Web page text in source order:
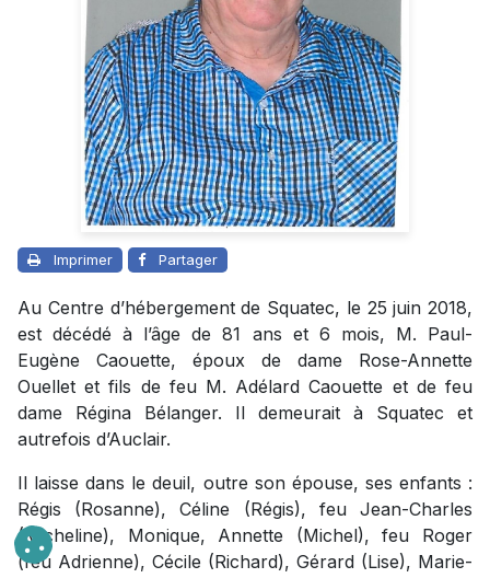
Imprimer Partager
Au Centre d’hébergement de Squatec, le 25 juin 2018,
est décédé à l’âge de 81 ans et 6 mois, M. Paul-
Eugène Caouette, époux de dame Rose-Annette
Ouellet et fils de feu M. Adélard Caouette et de feu
dame Régina Bélanger. Il demeurait à Squatec et
autrefois d’Auclair.
Il laisse dans le deuil, outre son épouse, ses enfants :
Régis (Rosanne), Céline (Régis), feu Jean-Charles
(Micheline), Monique, Annette (Michel), feu Roger
(feu Adrienne), Cécile (Richard), Gérard (Lise), Marie-